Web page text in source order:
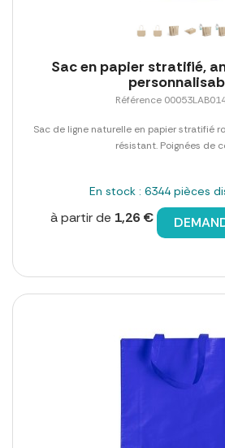
Sac en papier stratifié,
Référence
Sac de ligne naturelle en papier stratifié
résistant. Poignées de
En stock : 6344 pièces
à partir de 1,26 €